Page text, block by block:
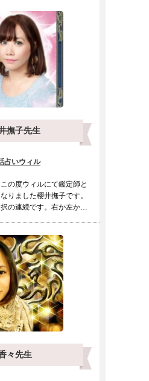
撫子先生
占いウィル
の度ウィルにて鑑定師と
りました櫻井撫子です。
の連続です。右か左か進
々先生